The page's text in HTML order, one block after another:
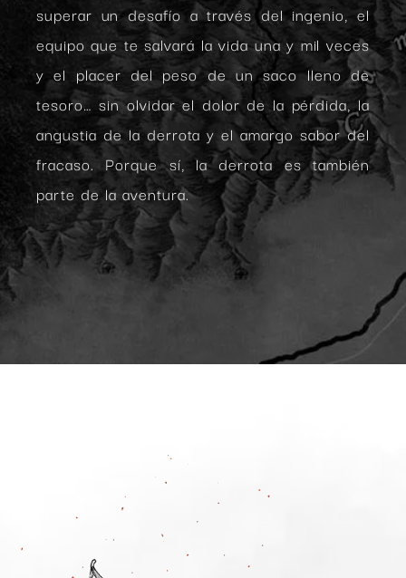
superar un desafío a través del ingenio, el
equipo que te salvará la vida una y mil veces
y el placer del peso de un saco lleno de
tesoro… sin olvidar el dolor de la pérdida, la
angustia de la derrota y el amargo sabor del
fracaso. Porque sí, la derrota es también
parte de la aventura.